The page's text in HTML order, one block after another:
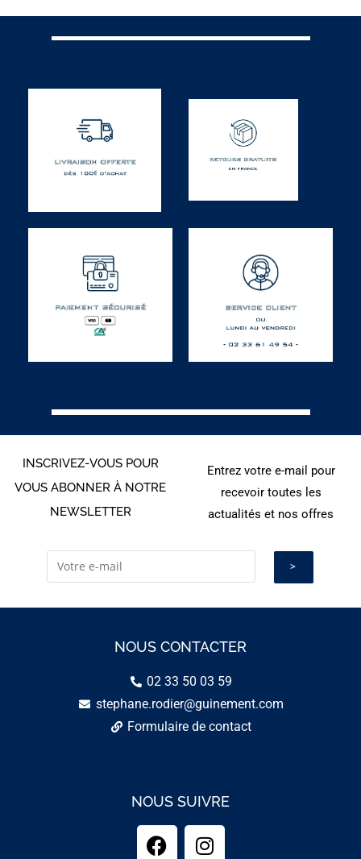
INSCRIVEZ-VOUS POUR
VOUS ABONNER À NOTRE
NEWSLETTER
Entrez votre e-mail pour
recevoir toutes les
actualités et nos offres
NOUS CONTACTER
02 33 50 03 59
stephane.rodier@guinement.com
Formulaire de contact
NOUS SUIVRE